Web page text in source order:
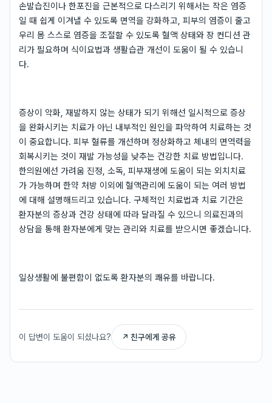
손발습진이나 한포진을 근본적으로 다스리기 위해서는 작은 염증
일 때 쉽게 이겨낼 수 있도록 면역을 강화하고, 피부의 염증이 줄고
우리 몸 스스로 염증을 조절할 수 있도록 혈액 상태와 장 컨디션 관
리가 필요하며 식이요법과 생활습관 개선이 도움이 될 수 있습니
다.
증상이 악화, 재발하지 않는 상태가 되기 위해선 일시적으로 증상
을 완화시키는 치료가 아닌 내부적인 원인을 파악하여 치료하는 것
이 중요합니다. 피부 혈류를 개선하며 정상화하고 체내의 면역력을
회복시키는 것이 재발 가능성을 낮추는 건강한 치료 방법입니다.
한의원에선 가려움 진정, 소독, 피부재생에 도움이 되는 외치치료
가 가능하며 한약 처방 이외에 혈액관리에 도움이 되는 여러 방법
에 대해 설명해드리고 있습니다. 구체적인 치료법과 치료 기간은
환자분의 증상과 건강 상태에 따라 달라질 수 있으니 의료진과의
상담을 통해 환자분에게 맞는 관리와 치료를 받으시면 좋겠습니다.
일상생활에 불편함이 없도록 환자분의 쾌유를 바랍니다.
이 답변이 도움이 되셨나요? ↗ 친구에게 공유